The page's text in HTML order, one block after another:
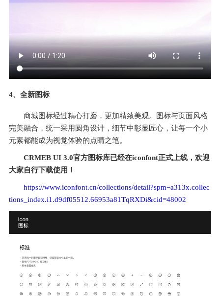
4、全新图标
商城图标经过精心打磨，更加精致美观。图标与页面风格
完美融合，统一采用圆角设计，细节中彰显匠心，让每一个小
元素都能成为视觉体验的点睛之笔。
CRMEB UI 3.0官方图标库已经在iconfont正式上线，欢迎
大家自行下载使用！
https://www.iconfont.cn/collections/detail?spm=a313x.collec
tions_index.i1.d9df05512.66953a81TqRXDi&cid=48002